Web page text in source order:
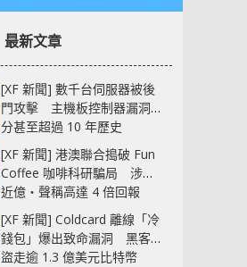
最新文章
[XF 新聞] 數千台伺服器被後
門攻擊 主機板控制器漏洞部
分甚至超過 10 年歷史
[XF 新聞] 港澳聯合搗破 Fun
Coffee 咖啡科研騙局 涉款
近億‧聲稱高達 4 倍回報
[XF 新聞] Coldcard 離線「冷
錢包」爆出致命漏洞 黑客已
盜走逾 1.3 億美元比特幣